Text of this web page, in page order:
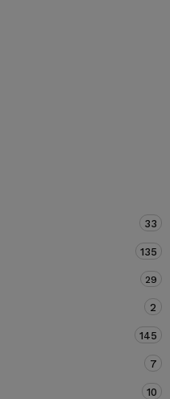
33
135
29
2
145
7
10